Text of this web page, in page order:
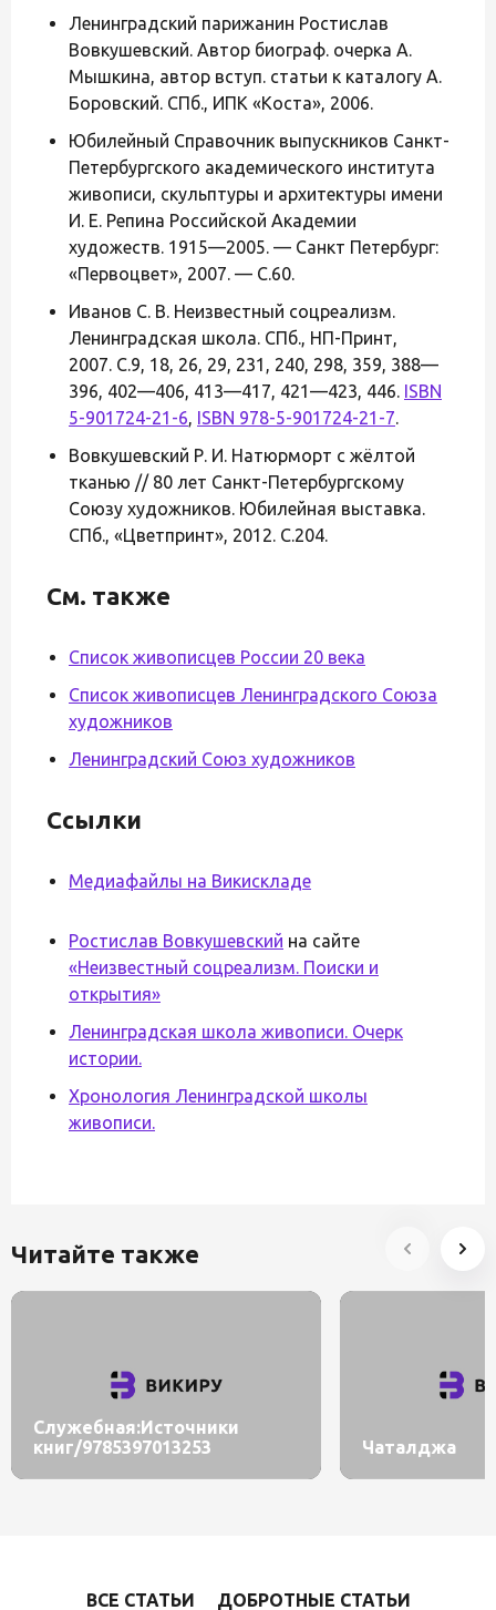
Ленинградский парижанин Ростислав
Вовкушевский. Автор биограф. очерка А.
Мышкина, автор вступ. статьи к каталогу А.
Боровский. СПб., ИПК «Коста», 2006.
Юбилейный Справочник выпускников Санкт-
Петербургского академического института
живописи, скульптуры и архитектуры имени
И. Е. Репина Российской Академии
художеств. 1915—2005. — Санкт Петербург:
«Первоцвет», 2007. — С.60.
Иванов С. В. Неизвестный соцреализм.
Ленинградская школа. СПб., НП-Принт,
2007. С.9, 18, 26, 29, 231, 240, 298, 359, 388—
396, 402—406, 413—417, 421—423, 446. ISBN
5-901724-21-6, ISBN 978-5-901724-21-7.
Вовкушевский Р. И. Натюрморт с жёлтой
тканью // 80 лет Санкт-Петербургскому
Союзу художников. Юбилейная выставка.
СПб., «Цветпринт», 2012. С.204.
См. также
Список живописцев России 20 века
Список живописцев Ленинградского Союза
художников
Ленинградский Союз художников
Ссылки
Медиафайлы на Викискладе
Ростислав Вовкушевский на сайте
«Неизвестный соцреализм. Поиски и
открытия»
Ленинградская школа живописи. Очерк
истории.
Хронология Ленинградской школы
живописи.
Читайте также
Служебная:Источники
книг/9785397013253
Чаталджа
ВСЕ СТАТЬИ ДОБРОТНЫЕ СТАТЬИ